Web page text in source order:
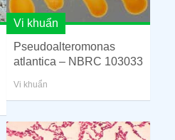
Vi khuẩn
Pseudoalteromonas
atlantica – NBRC 103033
Vi khuẩn